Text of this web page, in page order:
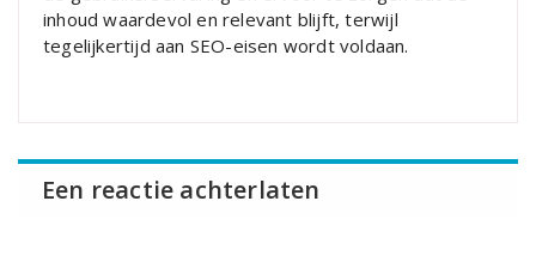
inhoud waardevol en relevant blijft, terwijl
tegelijkertijd aan SEO-eisen wordt voldaan.
Een reactie achterlaten